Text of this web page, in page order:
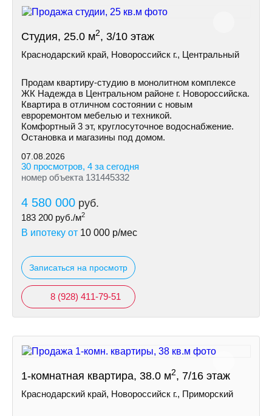
Студия, 25.0 м2, 3/10 этаж
Краснодарский край, Новороссийск г., Центральный
Продам квартиру-студию в монолитном комплексе
ЖК Надежда в Центральном районе г. Новороссийска.
Квартира в отличном состоянии с новым
евроремонтом мебелью и техникой.
Комфортный 3 эт, круглосуточное водоснабжение.
Остановка и магазины под домом.
07.08.2026
30 просмотров, 4 за сегодня
номер объекта 131445332
4 580 000 руб.
183 200 руб./м2
В ипотеку от 10 000 р/мес
Записаться на просмотр
8 (928) 411-79-51
1-комнатная квартира, 38.0 м2, 7/16 этаж
Краснодарский край, Новороссийск г., Приморский